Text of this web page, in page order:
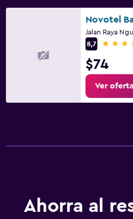
Jalan Raya
8,7
4
$74
Ver
Ahorra al